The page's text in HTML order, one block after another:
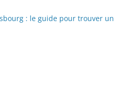
: le guide pour trouver un